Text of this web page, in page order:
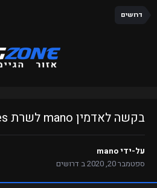
דרושים
בקשה לאדמין mano לשרת Retakes
על-ידיmano
ספטמבר 20, 2020
בדרושים